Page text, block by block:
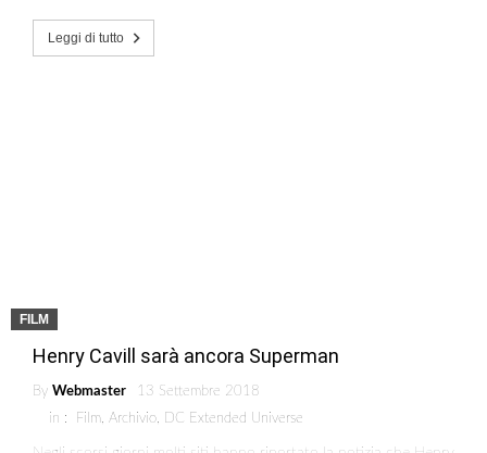
Leggi di tutto
FILM
Henry Cavill sarà ancora Superman
By Webmaster
13 Settembre 2018
in :
Film Archivio DC Extended Universe